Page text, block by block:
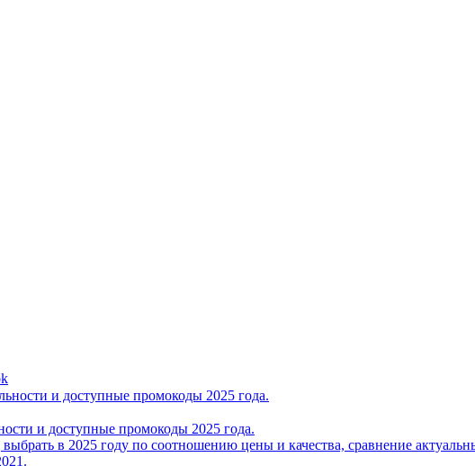
и доступные промокоды 2025 года.